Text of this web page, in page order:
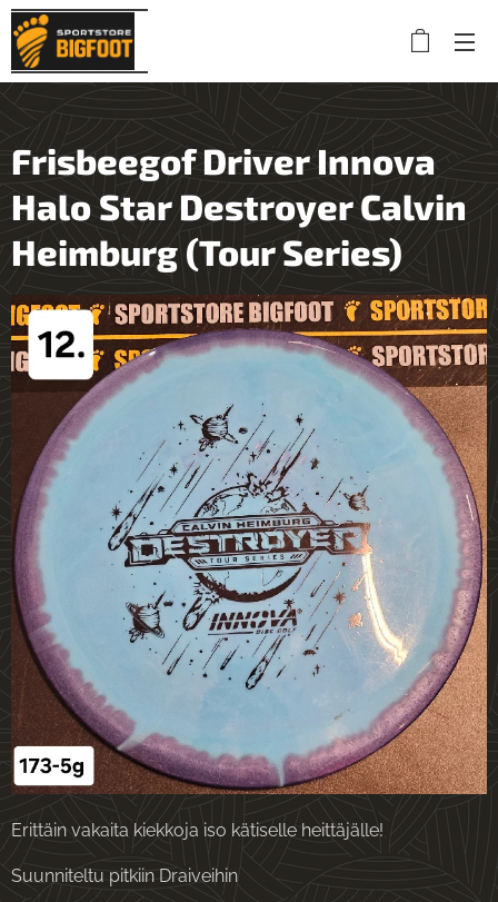
Frisbeegof Driver Innova
Halo Star Destroyer Calvin
Heimburg (Tour Series)
Erittäin vakaita kiekkoja iso kätiselle heittäjälle!
Suunniteltu pitkiin Draiveihin